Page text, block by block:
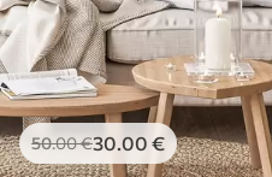
50.00€30.00 €